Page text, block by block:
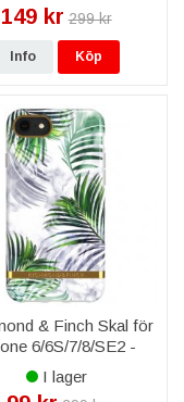
149 kr 299 kr
Info Köp
& Finch Skal för
6/6S/7/8/SE2 -
Marble Tropics
I lager